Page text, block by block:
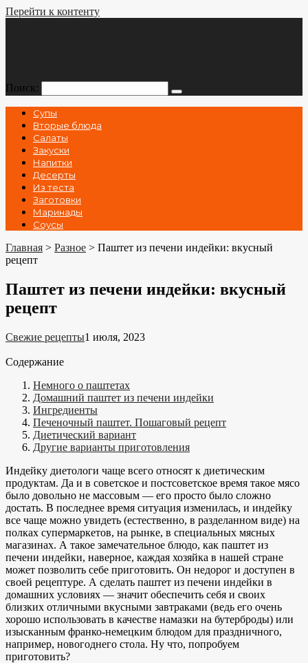
Перейти к контенту
Поиск:
Супы
Вторые блюда
Салаты
Закуски
Напитки
Десерты
Из теста
Заготовки
Маринады
Соусы
Главная > Разное > Паштет из печени индейки: вкусный
рецепт
Паштет из печени индейки: вкусный
рецепт
Свежие рецепты1 июля, 2023
Содержание
Немного о паштетах
Домашний паштет из печени индейки
Ингредиенты
Печеночный паштет. Пошаговый рецепт
Диетический вариант
Другие варианты приготовления
Индейку диетологи чаще всего относят к диетическим
продуктам. Да и в советское и постсоветское время такое мясо
было довольно не массовым — его просто было сложно
достать. В последнее время ситуация изменилась, и индейку
все чаще можно увидеть (естественно, в разделанном виде) на
полках супермаркетов, на рынке, в специальных мясных
магазинах. А такое замечательное блюдо, как паштет из
печени индейки, наверное, каждая хозяйка в нашей стране
может позволить себе приготовить. Он недорог и доступен в
своей рецептуре. А сделать паштет из печени индейки в
домашних условиях — значит обеспечить себя и своих
близких отличными вкусными завтраками (ведь его очень
хорошо использовать в качестве намазки на бутерброды) или
изысканным франко-немецким блюдом для праздничного,
например, новогоднего стола. Ну что, попробуем
приготовить?